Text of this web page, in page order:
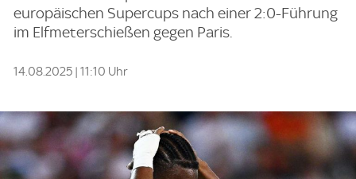
europäischen Supercups nach einer 2:0-Führung
im Elfmeterschießen gegen Paris.
14.08.2025 | 11:10 Uhr